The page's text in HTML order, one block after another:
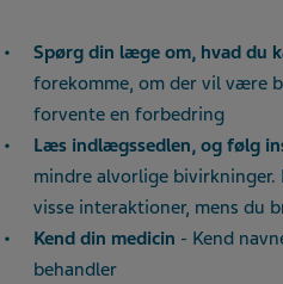
Spørg din læge om, hvad du
forekomme, om der vil være
forvente en forbedring
Læs indlægssedlen, og følg
mindre alvorlige
visse interaktioner, mens du
Kend din medicin - Kend
behandler